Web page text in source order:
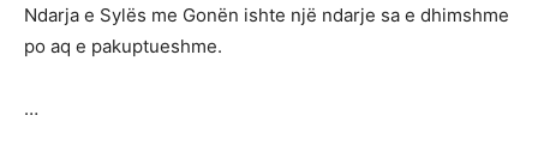
Ndarja e Sylës me Gonën ishte një ndarje sa e dhimshme
po aq e pakuptueshme.
…